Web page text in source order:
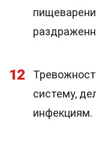
12
систему,
инфекциям.